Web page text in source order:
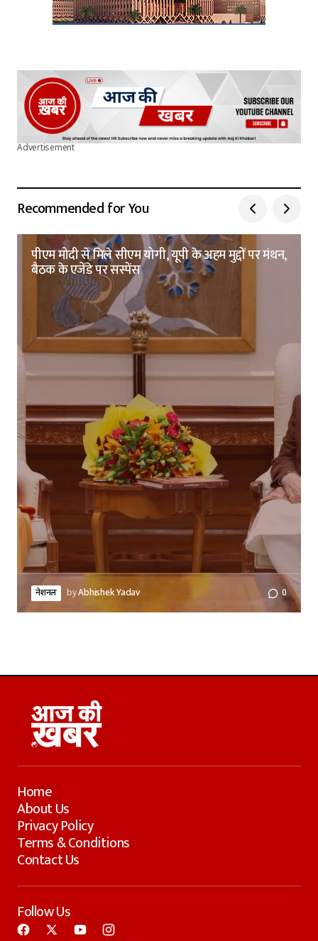
Advertisement
Recommended for You
पीएम मोदी से मिले सीएम योगी, यूपी के अहम मुद्दों पर मंथन,
बैठक के एजेंडे पर सस्पेंस
नेशनल byAbhishek Yadav 0
Home
About Us
Privacy Policy
Terms & Conditions
Contact Us
Follow Us